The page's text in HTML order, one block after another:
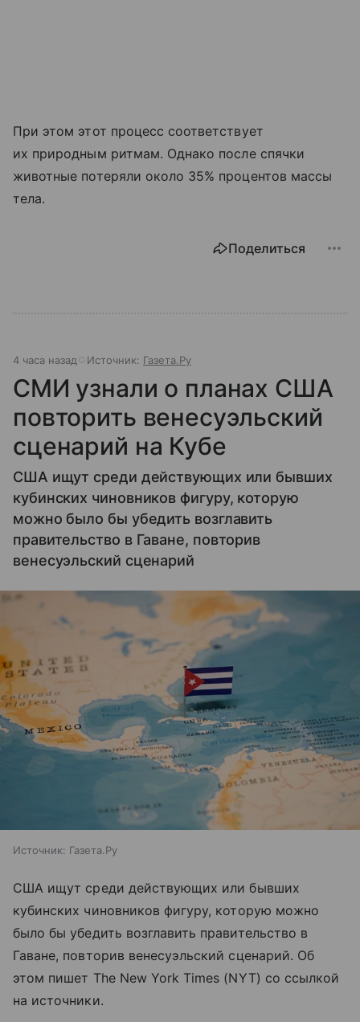
При этом этот процесс соответствует
их природным ритмам. Однако после спячки
животные потеряли около 35% процентов массы
тела.
Поделиться
4 часа назад Источник: Газета.Ру
СМИ узнали о планах США
повторить венесуэльский
сценарий на Кубе
США ищут среди действующих или бывших
кубинских чиновников фигуру, которую
можно было бы убедить возглавить
правительство в Гаване, повторив
венесуэльский сценарий
Источник: Газета.Ру
США ищут среди действующих или бывших
кубинских чиновников фигуру, которую можно
было бы убедить возглавить правительство в
Гаване, повторив венесуэльский сценарий. Об
этом пишет The New York Times (NYT) со ссылкой
на источники.